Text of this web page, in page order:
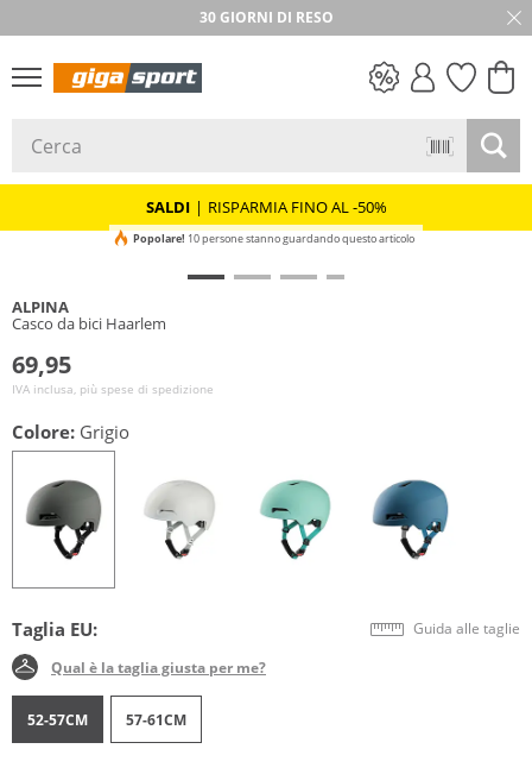
30 GIORNI DI RESO
SALDI | RISPARMIA FINO AL -50%
Popolare! 10 persone stanno guardando questo articolo
ALPINA
Casco da bici Haarlem
69,95
IVA inclusa, più spese di spedizione
Colore: Grigio
Taglia EU: Guida alle taglie
Qual è la taglia giusta per me?
52-57CM 57-61CM